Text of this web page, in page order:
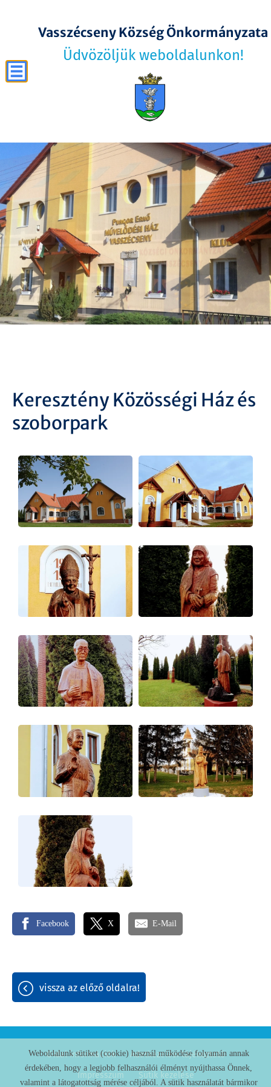
Vasszécseny Község Önkormányzata
Üdvözöljük weboldalunkon!
Keresztény Közösségi Ház és
szoborpark
Facebook X E-Mail
vissza az előző oldalra!
Oldal információk
Adatkezelési tájékoztató
Impresszum
Sütik kezelése
Weboldalunk sütiket (cookie) használ működése folyamán annak
érdekében, hogy a legjobb felhasználói élményt nyújthassa Önnek,
valamint a látogatottság mérése céljából. A sütik használatát bármikor